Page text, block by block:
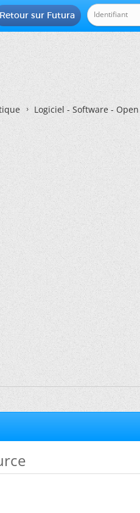
Retour sur Futura
Logiciel - Software -